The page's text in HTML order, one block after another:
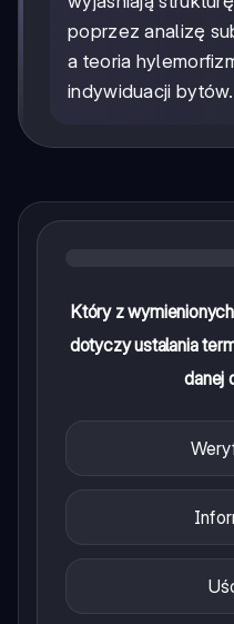
poprzez analizę
a teoria
indywiduacji bytów.
Który z
dotyczy ustalania
danej